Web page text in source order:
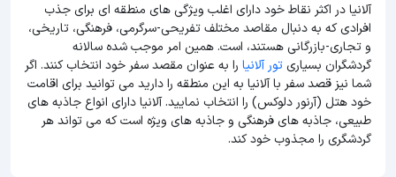
آلانیا در اکثر نقاط خود دارای اغلب ویژگی های منطقه ای برای جذب
افرادی که به دنبال مقاصد مختلف تفریحی-سرگرمی، فرهنگی، تاریخی،
و تجاری-بازرگانی هستند، است. همین امر موجب شده سالانه
گردشگران بسیاریتور آلانیا را به عنوان مقصد سفر خود انتخاب کنند. اگر
شما نیز قصد سفر با آلانیا به این منطقه را دارید می توانید برای اقامت
خود هتل (آرنور دلوکس) را انتخاب نمایید. آلانیا دارای انواع جاذبه های
طبیعی، جاذبه های فرهنگی و جاذبه های ویژه است که می تواند هر
گردشگری را مجذوب خود کند.